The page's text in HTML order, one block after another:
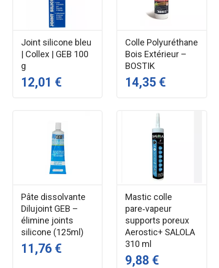
Joint silicone bleu
| Collex | GEB 100
g
12,01 €
Colle Polyuréthane
Bois Extérieur –
BOSTIK
14,35 €
Pâte dissolvante
Dilujoint GEB –
élimine joints
silicone (125ml)
11,76 €
Mastic colle
pare‑vapeur
supports poreux
Aerostic+ SALOLA
310 ml
9,88 €